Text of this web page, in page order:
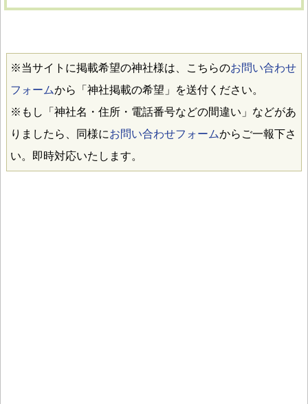
※当サイトに掲載希望の神社様は、こちらのお問い合わせ
フォームから「神社掲載の希望」を送付ください。
※もし「神社名・住所・電話番号などの間違い」などがあ
りましたら、同様にお問い合わせフォームからご一報下さ
い。即時対応いたします。